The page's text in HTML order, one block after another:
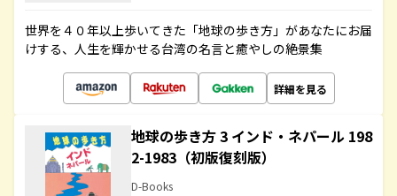
世界を４０年以上歩いてきた「地球の歩き方」があなたにお届
けする、人生を輝かせる台湾の名言と癒やしの絶景集
詳細を見る
地球の歩き方 3 インド・ネパール 198
2-1983（初版復刻版）
D-Books